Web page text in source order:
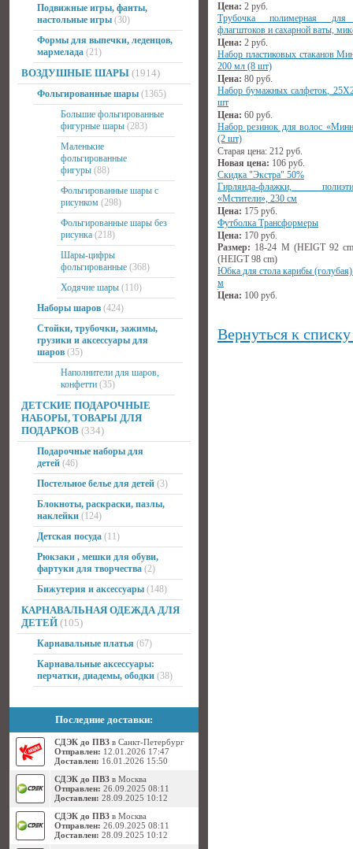
Подвижные игры, фанты,
настольные игры (30)
Формы для выпечки, леденцов,
мармелада (21)
ВОЗДУШНЫЕ ШАРЫ (1914)
Фольгированные шары (1365)
Большие фольгированные
фигурные шары (283)
Маленькие
фольгированные
фигуры (88)
Фольгированные шары с
рисунком (298)
Фольгированные шары без
рисунка (218)
Шары-цифры
фольгированные (368)
Ходячие шары (110)
Наборы шаров (424)
Стойки, трубочки, зажимы,
грузики и аксессуары для
шаров (35)
Наполнители для шаров,
конфетти (35)
ДЕТСКИЕ ПОДАРОЧНЫЕ
НАБОРЫ, ТОВАРЫ ДЛЯ
ПОДАРКОВ (334)
Подарочные наборы для
детей (46)
Постельное белье для детей (3)
Блокноты, раскраски, пазлы,
наклейки (124)
Детская посуда (11)
Рюкзаки , мешки для обуви,
фартуки для творчества (2)
Бижутерия и аксессуары (148)
КАРНАВАЛЬНАЯ ОДЕЖДА ДЛЯ
ДЕТЕЙ (105)
Карнавальные платья (67)
Карнавальные аксессуары:
перчатки, диадемы, ободки (38)
Последние доставки:
СДЭК до ПВЗ в Санкт-Петербург
Отправлен: 12.01.2026 17:47
Доставлен: 16.01.2026 15:50
СДЭК до ПВЗ в Москва
Отправлен: 26.09.2025 08:11
Доставлен: 28.09.2025 10:12
СДЭК до ПВЗ в Москва
Отправлен: 26.09.2025 08:11
Доставлен: 28.09.2025 10:12
Цена: 2 руб.
Трубочка полимерная
флагштоков и сахарной ваты,
Цена: 2 руб.
Набор пластиковых стаканов
200 мл (8 шт)
Цена: 80 руб.
Набор бумажных салфеток,
шт
Цена: 60 руб.
Набор резинок для волос
(2 шт)
Старая цена: 212 руб.
Новая цена: 106 руб.
Скидка "Экстра" 50%
Гирлянда-флажки,
«Мстители», 230 см
Цена: 175 руб.
Футболка Трансформеры
Цена: 170 руб.
Размер: 18-24 М (HEIGT 92
(HEIGT 98 cm)
Юбка для стола карибы
м
Цена: 100 руб.
Вернуться к списку